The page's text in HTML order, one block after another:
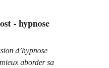
- hypnose
d’hypnose
aborder sa